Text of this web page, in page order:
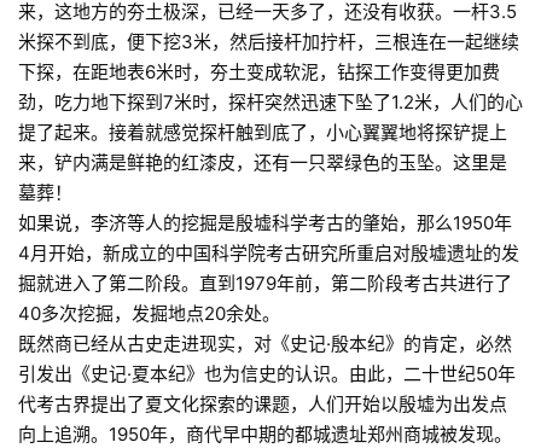
来，这地方的夯土极深，已经一天多了，还没有收获。一杆3.5
米探不到底，便下挖3米，然后接杆加拧杆，三根连在一起继续
下探，在距地表6米时，夯土变成软泥，钻探工作变得更加费
劲，吃力地下探到7米时，探杆突然迅速下坠了1.2米，人们的心
提了起来。接着就感觉探杆触到底了，小心翼翼地将探铲提上
来，铲内满是鲜艳的红漆皮，还有一只翠绿色的玉坠。这里是
墓葬！
如果说，李济等人的挖掘是殷墟科学考古的肇始，那么1950年
4月开始，新成立的中国科学院考古研究所重启对殷墟遗址的发
掘就进入了第二阶段。直到1979年前，第二阶段考古共进行了
40多次挖掘，发掘地点20余处。
既然商已经从古史走进现实，对《史记·殷本纪》的肯定，必然
引发出《史记·夏本纪》也为信史的认识。由此，二十世纪50年
代考古界提出了夏文化探索的课题，人们开始以殷墟为出发点
向上追溯。1950年，商代早中期的都城遗址郑州商城被发现。